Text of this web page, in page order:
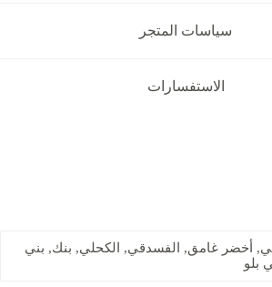
سياسات المتجر
الاستفسارات
أخضر غامق, الفسدقي, الكحلي, بنك, بني
بلو